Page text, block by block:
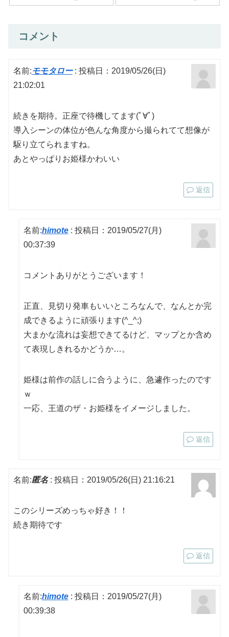
コメント
名前:モモタロー: 投稿日：2019/05/26(日)
21:02:01
続きを期待。正座で待機してます(ﾟ∀ﾟ)
導入シーンの体位が色んな角度から撮られてて想像が
駆り立てられますね。
あとやっぱりお姫様かわいい
返信
名前:himote: 投稿日：2019/05/27(月)
00:37:39
コメントありがとうございます！
正直、見切り発車もいいところなんで、なんとか完
成できるように頑張ります(^_^;)
大まかな流れは妄想できてるけど、マップとか含め
て表現しきれるかどうか…。
姫様は前作の話しに合うように、急遽作ったのです
ｗ
一応、王道のザ・お姫様をイメージしました。
返信
名前:匿名: 投稿日：2019/05/26(日) 21:16:21
このシリーズめっちゃ好き！！
続き期待です
返信
名前:himote: 投稿日：2019/05/27(月)
00:39:38